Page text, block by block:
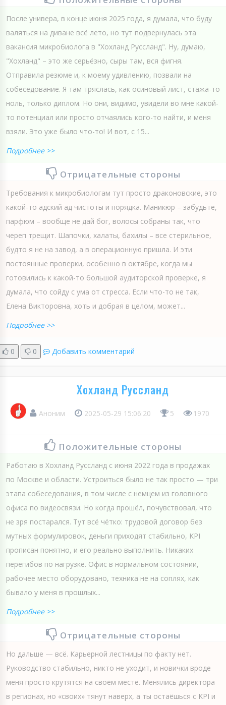
После универа, в конце июня 2025 года, я думала, что буду
валяться на диване всё лето, но тут подвернулась эта
вакансия микробиолога в "Хохланд Руссланд". Ну, думаю,
"Хохланд" – это же серьёзно, сыры там, вся фигня.
Отправила резюме и, к моему удивлению, позвали на
собеседование. Я там тряслась, как осиновый лист, стажа-то
ноль, только диплом. Но они, видимо, увидели во мне какой-
то потенциал или просто отчаялись кого-то найти, и меня
взяли. Это уже было что-то! И вот, с 15...
Подробнее >>
Отрицательные стороны
Требования к микробиологам тут просто драконовские, это
какой-то адский ад чистоты и порядка. Маникюр – забудьте,
парфюм – вообще не дай бог, волосы собраны так, что
череп трещит. Шапочки, халаты, бахилы – все стерильное,
будто я не на завод, а в операционную пришла. И эти
постоянные проверки, особенно в октябре, когда мы
готовились к какой-то большой аудиторской проверке, я
думала, что сойду с ума от стресса. Если что-то не так,
Елена Викторовна, хоть и добрая в целом, может...
Подробнее >>
0 0 Добавить комментарий
Хохланд Руссланд
Аноним 2025-05-29 15:06:20 5 1970
Положительные стороны
Работаю в Хохланд Руссланд с июня 2022 года в продажах
по Москве и области. Устроиться было не так просто — три
этапа собеседования, в том числе с немцем из головного
офиса по видеосвязи. Но когда прошёл, почувствовал, что
не зря постарался. Тут всё чётко: трудовой договор без
мутных формулировок, деньги приходят стабильно, KPI
прописан понятно, и его реально выполнить. Никаких
перегибов по нагрузке. Офис в нормальном состоянии,
рабочее место оборудовано, техника не на соплях, как
бывало у меня в прошлых...
Подробнее >>
Отрицательные стороны
Но дальше — всё. Карьерной лестницы по факту нет.
Руководство стабильно, никто не уходит, и новички вроде
меня просто крутятся на своём месте. Менялись директора
в регионах, но «своих» тянут наверх, а ты остаёшься с KPI и